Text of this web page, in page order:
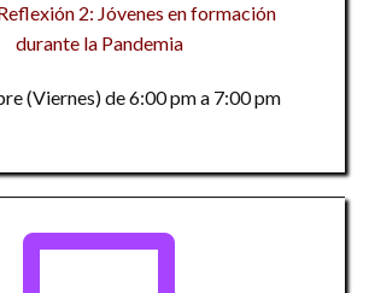
2: Jóvenes en formación
durante la Pandemia
(Viernes) de 6:00 pm a 7:00 pm